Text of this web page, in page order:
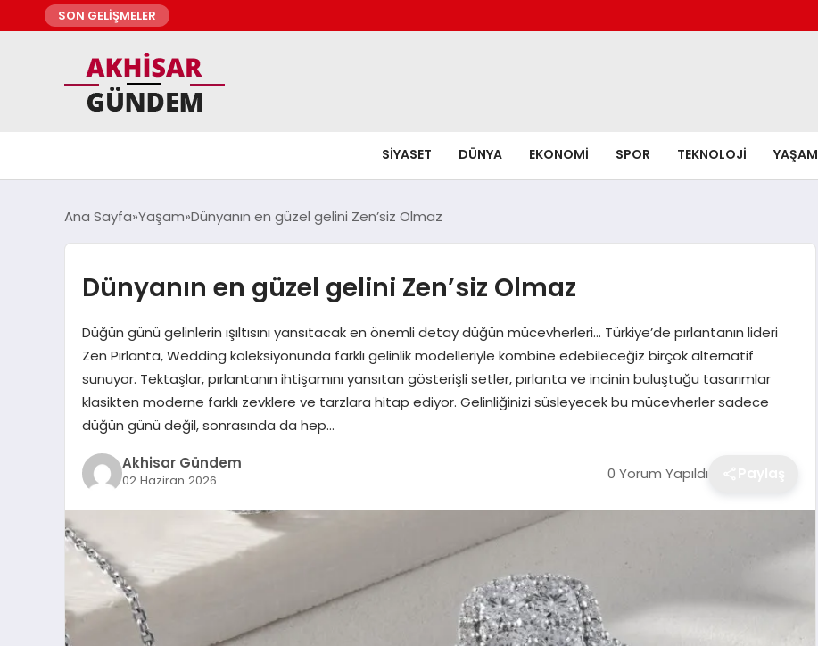
SON GELİŞMELER
SIYASET DÜNYA EKONOMI SPOR TEKNOLOJI YAŞAM
Ana Sayfa Yaşam Dünyanın en güzel gelini Zen’siz Olmaz
Dünyanın en güzel gelini Zen’siz Olmaz
Düğün günü gelinlerin ışıltısını yansıtacak en önemli detay düğün mücevherleri… Türkiye’de pırlantanın lideri
Zen Pırlanta, Wedding koleksiyonunda farklı gelinlik modelleriyle kombine edebileceğiz birçok alternatif
sunuyor. Tektaşlar, pırlantanın ihtişamını yansıtan gösterişli setler, pırlanta ve incinin buluştuğu tasarımlar
klasikten moderne farklı zevklere ve tarzlara hitap ediyor. Gelinliğinizi süsleyecek bu mücevherler sadece
düğün günü değil, sonrasında da hep…
Akhisar Gündem
02 Haziran 2026 0 Yorum Yapıldı